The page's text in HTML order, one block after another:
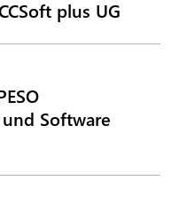
plus UG
Software